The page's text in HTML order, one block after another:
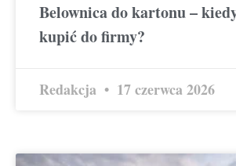
Belownica do kartonu –
kupić do firmy?
Redakcja 17 czerwca 2026